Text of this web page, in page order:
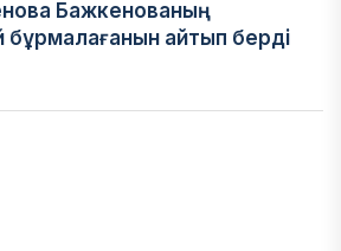
Бажкенованың
бұрмалағанын айтып берді